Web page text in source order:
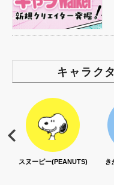
キャラク
スヌーピー(PEANUTS) き